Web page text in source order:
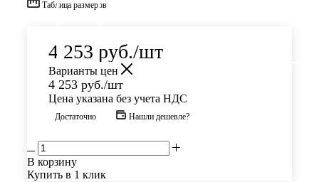
Таблица размеров
4 253 руб./шт
Варианты цен
4 253 руб./шт
Цена указана без учета НДС
Достаточно Нашли дешевле?
В корзину
Купить в 1 клик